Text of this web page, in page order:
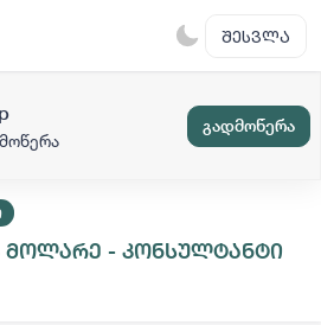
ᲨᲔᲡᲕᲚᲐ
გადმოწერა
მოლარე - კონსულტანტი